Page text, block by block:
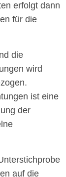
erfolgt dann
für die
die
wird
ist eine
der
auf die